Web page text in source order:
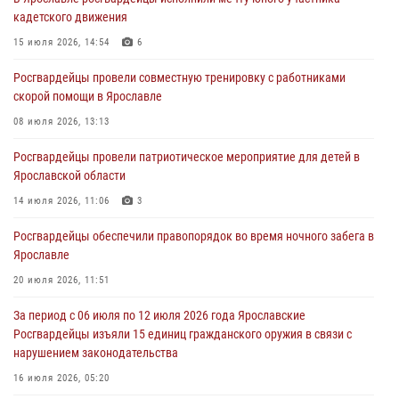
более 300 выездов по сигналам «тревога»
03 августа 2026, 07:09
Росгвардейцы оказали помощь беременной женщине во время
празднования Дня ВДВ в Ярославле
03 августа 2026, 06:20
За период с 20 июля по 26 июля 2026 года Ярославские
Росгвардейцы изъяли 41 единицу гражданского оружия в связи с
нарушением законодательства
В региональном управлении Росгвардии состоялся молебен,
приуроченный к празднику Крещения Руси
кадетского движения
15 июля 2026, 14:54 6
Росгвардейцы провели совместную тренировку с работниками
скорой помощи в Ярославле
08 июля 2026, 13:13
Росгвардейцы провели патриотическое мероприятие для детей в
Ярославской области
14 июля 2026, 11:06 3
Росгвардейцы обеспечили правопорядок во время ночного забега в
Ярославле
20 июля 2026, 11:51
За период с 06 июля по 12 июля 2026 года Ярославские
Росгвардейцы изъяли 15 единиц гражданского оружия в связи с
нарушением законодательства
16 июля 2026, 05:20